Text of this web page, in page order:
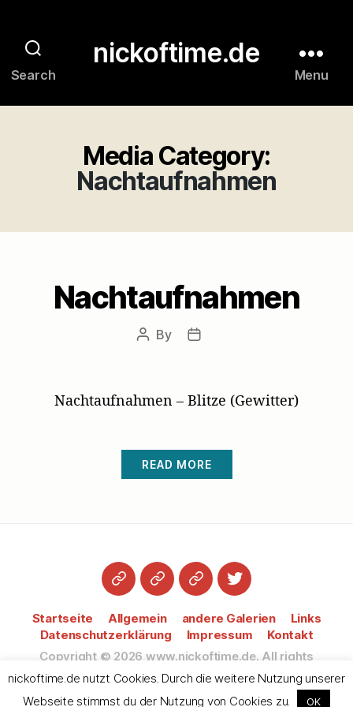
Search
nickoftime.de
Menu
Media Category:
Nachtaufnahmen
Nachtaufnahmen
Post
By
Post
Nachtaufnahmen – Blitze (Gewitter)
READ MORE
StartseiteDatenschutzerklärung
Impressum
Twitter
Startseite Allgemein andere Galerien
Links
Datenschutzerklärung
Impressum
Kontakt
Copyright © 2026 www.nickoftime.de. All rights
reserved.
nickoftime.de nutzt Cookies. Durch die weitere Nutzung unserer
Webseite stimmst du der Nutzung von Cookies zu.
OK